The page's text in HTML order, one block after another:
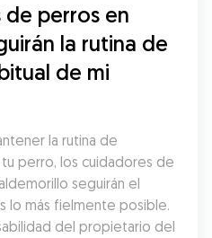
de perros en
la rutina de
de mi
la rutina de
perro, los cuidadores de
seguirán el
lo más fielmente posible.
del propietario del